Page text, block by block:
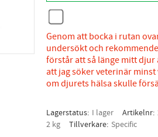
Genom att bocka i rutan
undersökt och
förstår att så länge mitt
att jag söker veterinär
om djurets hälsa skulle
Lagerstatus I lager Artikelnr
2 kg
Tillverkare Specific